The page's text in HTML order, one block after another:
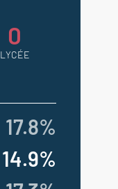
0
LYCÉE
17.8%
14.9%